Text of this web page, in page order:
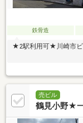
鉄骨造
★2駅利用可★川崎市
売ビル
鶴見小野★